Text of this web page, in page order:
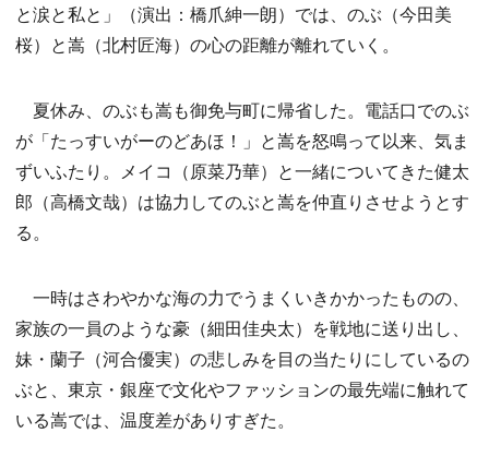
と涙と私と」（演出：橋爪紳一朗）では、のぶ（今田美
桜）と嵩（北村匠海）の心の距離が離れていく。
夏休み、のぶも嵩も御免与町に帰省した。電話口でのぶ
が「たっすいがーのどあほ！」と嵩を怒鳴って以来、気ま
ずいふたり。メイコ（原菜乃華）と一緒についてきた健太
郎（高橋文哉）は協力してのぶと嵩を仲直りさせようとす
る。
一時はさわやかな海の力でうまくいきかかったものの、
家族の一員のような豪（細田佳央太）を戦地に送り出し、
妹・蘭子（河合優実）の悲しみを目の当たりにしているの
ぶと、東京・銀座で文化やファッションの最先端に触れて
いる嵩では、温度差がありすぎた。